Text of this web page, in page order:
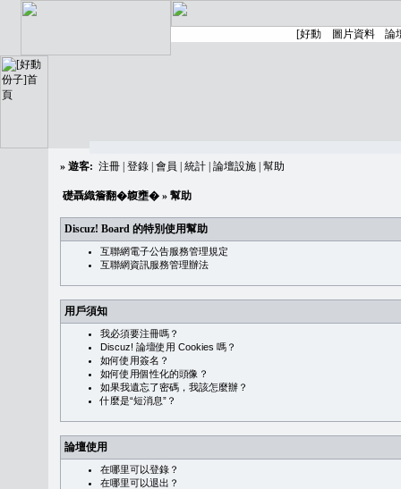
» 遊客: 注冊 登錄 會員 統計 論壇設施 幫助
礎聶織簷翻�䪖壅� » 幫助
Discuz! Board 的特別使用幫助
互聯網電子公告服務管理規定
互聯網資訊服務管理辦法
用戶須知
我必須要注冊嗎？
Discuz! 論壇使用 Cookies 嗎？
如何使用簽名？
如何使用個性化的頭像？
如果我遺忘了密碼，我該怎麼辦？
什麼是“短消息”？
論壇使用
在哪里可以登錄？
在哪里可以退出？